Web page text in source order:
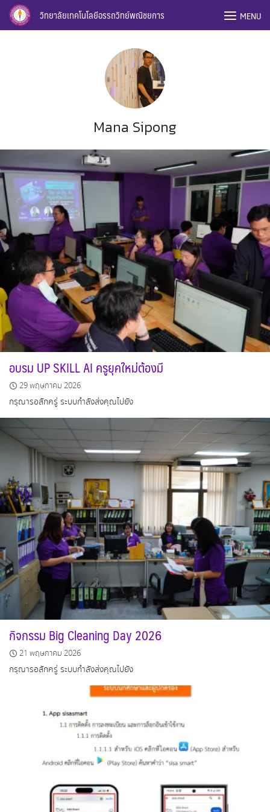
Skip
วิทยาลัยเทคโนโลยีอรรถวิทย์พณิชยการ MENU
Mana Sipong
อบรม UP SKILL AI ครูยุคใหม่ต้องมี
29 พฤษภาคม 2026
กรุณารอสักครู่ ระบบกำลังส่งคุณไปยัง
กิจกรรม Big Cleaning Day 2026
21 พฤษภาคม 2026
กรุณารอสักครู่ ระบบกำลังส่งคุณไปยัง